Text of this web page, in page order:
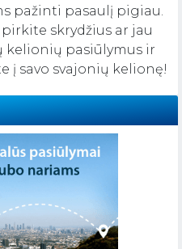
pažinti pasaulį pigiau.
skrydžius ar jau
kelionių pasiūlymus ir
į savo svajonių kelionę!